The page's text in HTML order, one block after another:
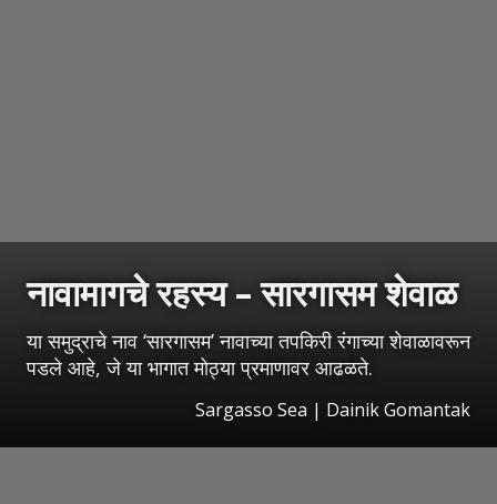
नावामागचे रहस्य – सारगासम शेवाळ
या समुद्राचे नाव ‘सारगासम’ नावाच्या तपकिरी रंगाच्या शेवाळावरून
पडले आहे, जे या भागात मोठ्या प्रमाणावर आढळते.
Sargasso Sea | Dainik Gomantak